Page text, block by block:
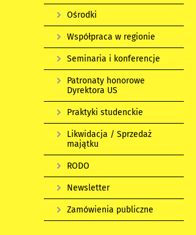
Ośrodki
Współpraca w regionie
Seminaria i konferencje
Patronaty honorowe
Dyrektora US
Praktyki studenckie
Likwidacja / Sprzedaż
majątku
RODO
Newsletter
Zamówienia publiczne